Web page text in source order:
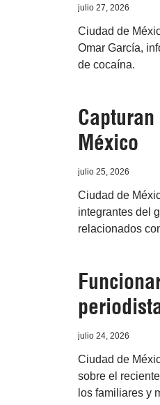
julio 27, 2026
Ciudad de
Omar García,
de cocaína.
México
julio 25, 2026
Ciudad de
integrantes del
relacionados
julio 24, 2026
Ciudad de
sobre el
los familiares y